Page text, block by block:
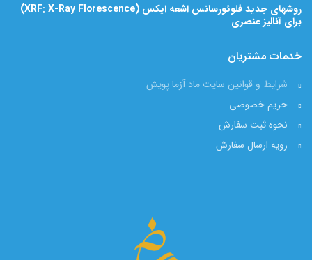
روشهای جدید فلوئورسانس اشعه ایکس (XRF: X-Ray Florescence)
برای آنالیز عنصری
خدمات مشتریان
شرایط و قوانین سایت ماد آزما پویش
حریم خصوصی
نحوه ثبت سفارش
رویه ارسال سفارش